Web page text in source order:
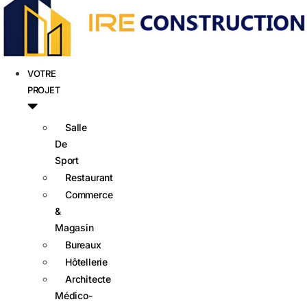
VOTRE
PROJET
Salle
De
Sport
Restaurant
Commerce
&
Magasin
Bureaux
Hôtellerie
Architecte
Médico-